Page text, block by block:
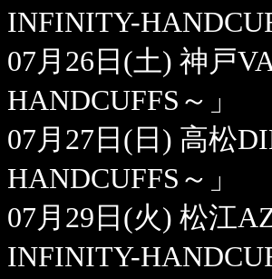
INFINITY-
07月26日(土) 神戸
HANDCUFFS～」
07月27日(日) 高松
HANDCUFFS～」
07月29日(火) 松江
INFINITY-